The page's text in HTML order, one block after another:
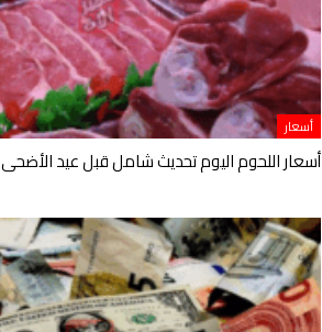
أسعار
أسعار اللحوم اليوم تحديث شامل قبل عيد الأضحى 2025